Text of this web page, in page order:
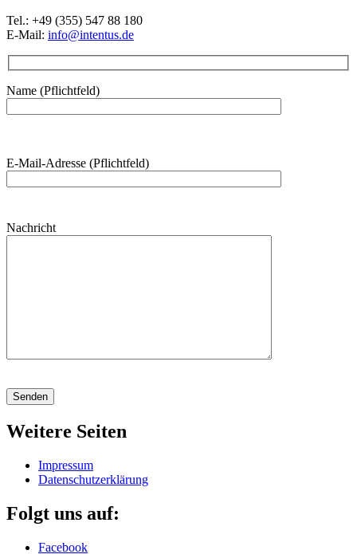
Tel.: +49 (355) 547 88 180
E-Mail: info@intentus.de
Name (Pflichtfeld)
E-Mail-Adresse (Pflichtfeld)
Nachricht
Weitere Seiten
Impressum
Datenschutzerklärung
Folgt uns auf:
Facebook